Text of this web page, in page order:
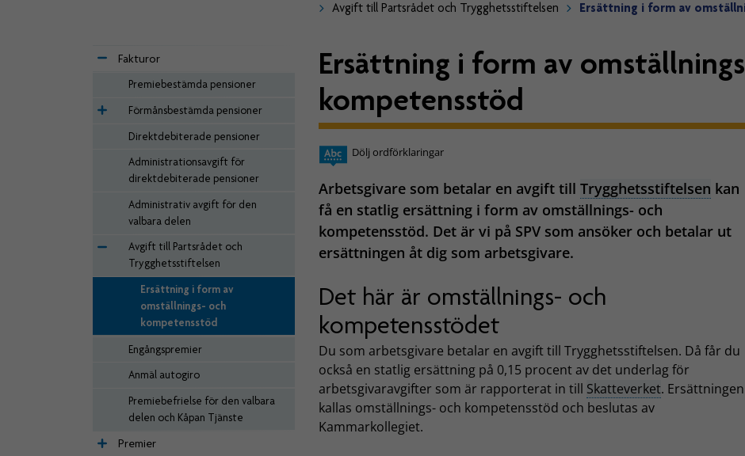
Avgift till Partsrådet och Trygghetsstiftelsen
Ersättning i form av
Fakturor
Premiebestämda pensioner
Förmånsbestämda pensioner
Direktdebiterade pensioner
Administrationsavgift för
direktdebiterade pensioner
Administrativ avgift för den
valbara delen
Avgift till Partsrådet och
Trygghetsstiftelsen
Ersättning i form av
omställnings- och
kompetensstöd
Engångspremier
Anmäl autogiro
Premiebefrielse för den valbara
delen och Kåpan Tjänste
Premier
Ersättning i form av
kompetensstöd
Dölj ordförklaringar
Arbetsgivare som betalar en avgift till Trygghetsstiftelsen kan
få en statlig ersättning i form av omställnings- och
kompetensstöd. Det är vi på SPV som ansöker och betalar ut
ersättningen åt dig som arbetsgivare.
Det här är omställnings- och
kompetensstödet
Du som arbetsgivare betalar en avgift till Trygghetsstiftelsen. Då får du
också en statlig ersättning på 0,15 procent av det underlag för
arbetsgivaravgifter som är rapporterat in till Skatteverket. Ersättningen
kallas omställnings- och kompetensstöd och beslutas av
Kammarkollegiet.